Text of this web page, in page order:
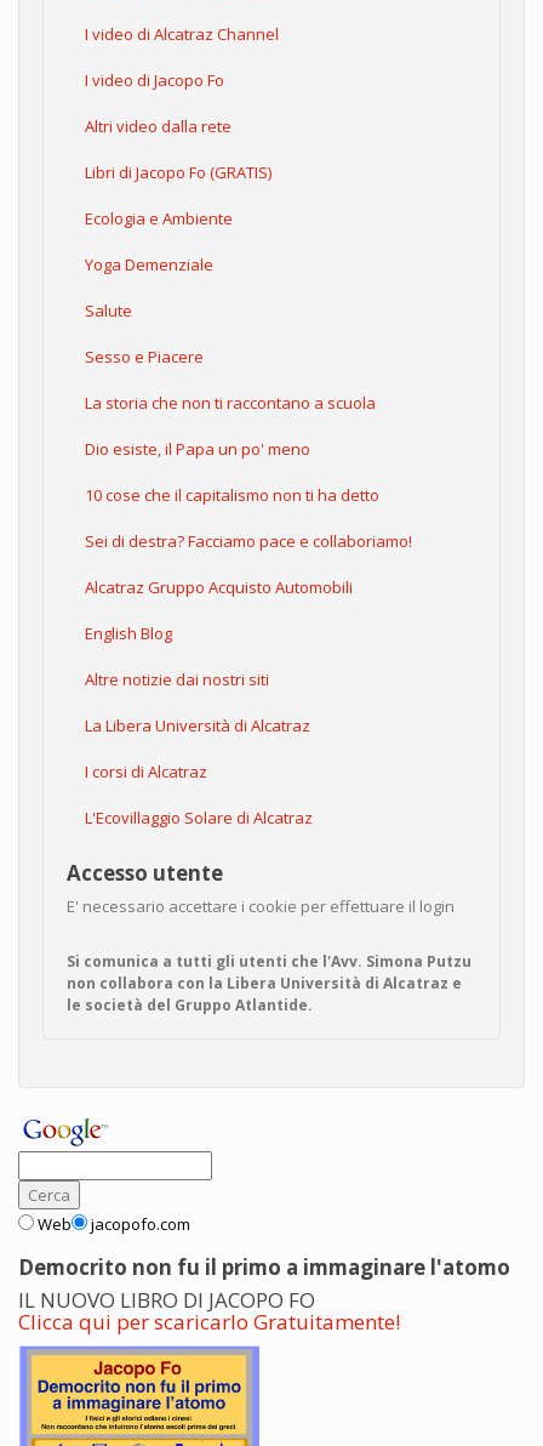
I video di Alcatraz Channel
I video di Jacopo Fo
Altri video dalla rete
Libri di Jacopo Fo (GRATIS)
Ecologia e Ambiente
Yoga Demenziale
Salute
Sesso e Piacere
La storia che non ti raccontano a scuola
Dio esiste, il Papa un po' meno
10 cose che il capitalismo non ti ha detto
Sei di destra? Facciamo pace e collaboriamo!
Alcatraz Gruppo Acquisto Automobili
English Blog
Altre notizie dai nostri siti
La Libera Università di Alcatraz
I corsi di Alcatraz
L'Ecovillaggio Solare di Alcatraz
Accesso utente
E' necessario accettare i cookie per effettuare il login
Si comunica a tutti gli utenti che l'Avv. Simona Putzu
non collabora con la Libera Università di Alcatraz e
le società del Gruppo Atlantide.
Web jacopofo.com
Democrito non fu il primo a immaginare l'atomo
IL NUOVO LIBRO DI JACOPO FO
Clicca qui per scaricarlo Gratuitamente!